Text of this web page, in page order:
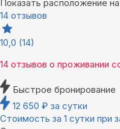
Показать расположение
14 отзывов
10,0 (14)
14 отзывов о проживании
Быстрое бронирование
12 650 ₽ за сутки
Стоимость за 1 сутки при